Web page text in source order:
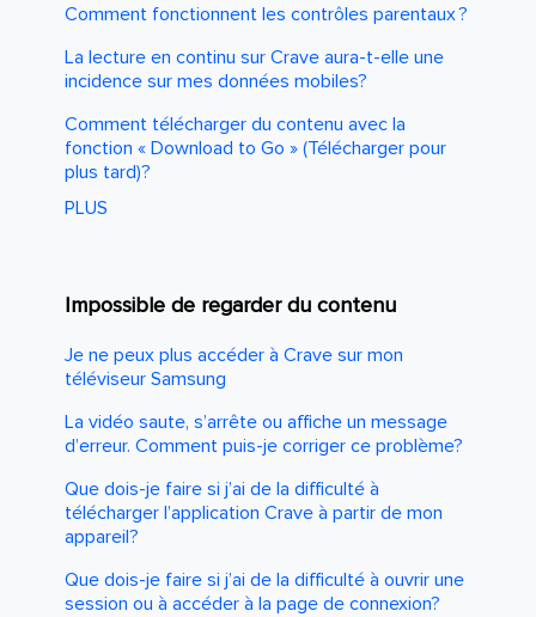
Comment fonctionnent les contrôles parentaux ?
La lecture en continu sur Crave aura-t-elle une
incidence sur mes données mobiles?
Comment télécharger du contenu avec la
fonction « Download to Go » (Télécharger pour
plus tard)?
PLUS
Impossible de regarder du contenu
Je ne peux plus accéder à Crave sur mon
téléviseur Samsung
La vidéo saute, s’arrête ou affiche un message
d’erreur. Comment puis-je corriger ce problème?
Que dois-je faire si j’ai de la difficulté à
télécharger l’application Crave à partir de mon
appareil?
Que dois-je faire si j’ai de la difficulté à ouvrir une
session ou à accéder à la page de connexion?